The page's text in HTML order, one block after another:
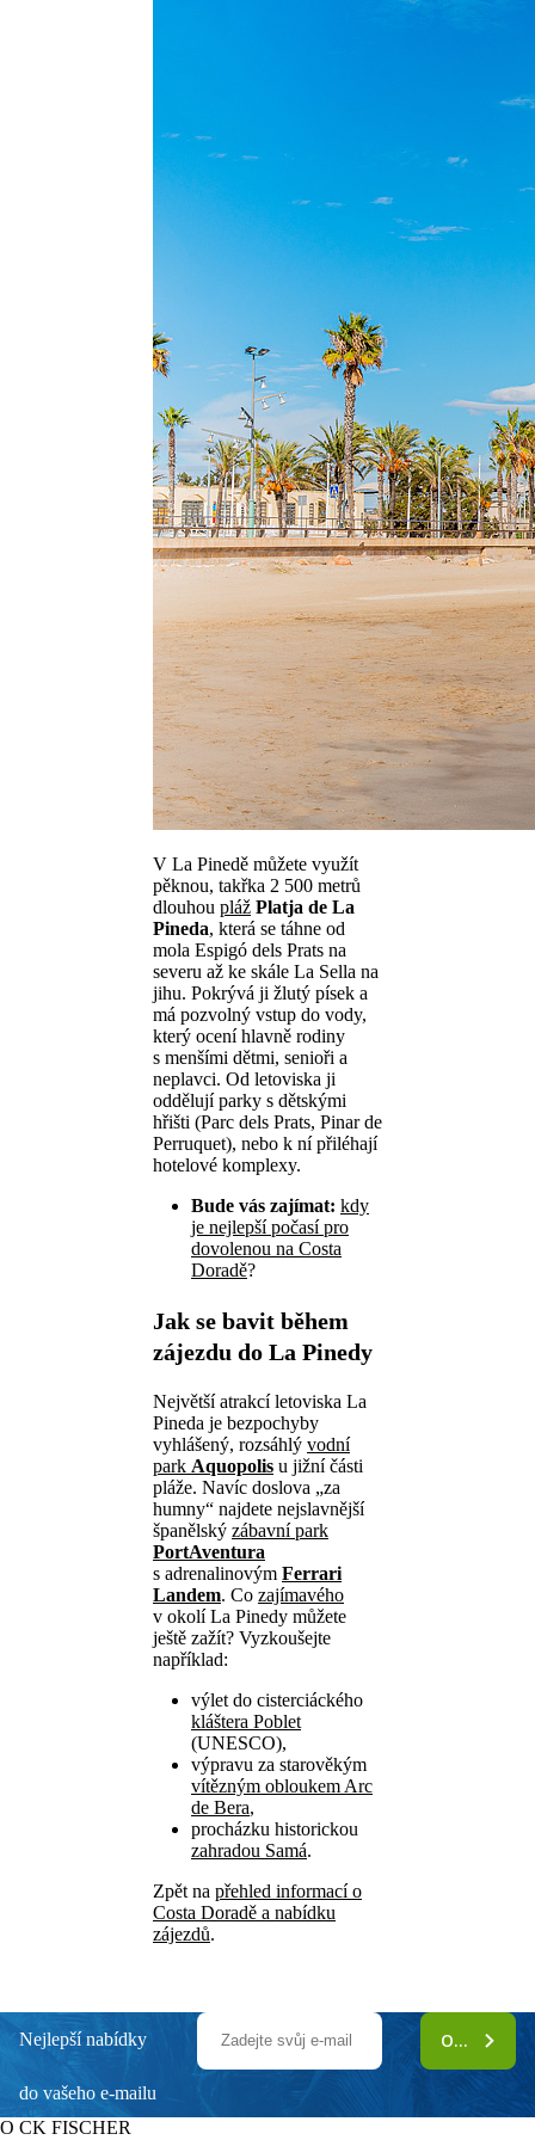
V La Pinedě můžete využít
pěknou, takřka 2 500 metrů
dlouhou pláž Platja de La
Pineda, která se táhne od
mola Espigó dels Prats na
severu až ke skále La Sella na
jihu. Pokrývá ji žlutý písek a
má pozvolný vstup do vody,
který ocení hlavně rodiny
s menšími dětmi, senioři a
neplavci. Od letoviska ji
oddělují parky s dětskými
hřišti (Parc dels Prats, Pinar de
Perruquet), nebo k ní přiléhají
hotelové komplexy.
Bude vás zajímat: kdy
je nejlepší počasí pro
dovolenou na Costa
Doradě?
Jak se bavit během
zájezdu do La Pinedy
Největší atrakcí letoviska La
Pineda je bezpochyby
vyhlášený, rozsáhlý vodní
park Aquopolis u jižní části
pláže. Navíc doslova „za
humny“ najdete nejslavnější
španělský zábavní park
PortAventura
s adrenalinovým Ferrari
Landem. Co zajímavého
v okolí La Pinedy můžete
ještě zažít? Vyzkoušejte
například:
výlet do cisterciáckého
kláštera Poblet
(UNESCO),
výpravu za starověkým
vítězným obloukem Arc
de Bera,
procházku historickou
zahradou Samá.
Zpět na přehled informací o
Costa Doradě a nabídku
zájezdů.
Nejlepší nabídky
do vašeho e-mailu
ODEBÍRAT
O CK FISCHER